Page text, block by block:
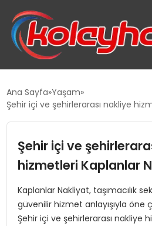
TANYER YAPI ZEMIN
TOROSLAR’DA PAZAR
Ana Sayfa Yaşam
Şehir içi ve şehirlerarası nakliye
Şehir içi ve
hizmetleri Kaplanlar
Kaplanlar Nakliyat, taşımacılık
güvenilir hizmet anlayışıyla öne
Şehir içi ve şehirlerarası nakliye